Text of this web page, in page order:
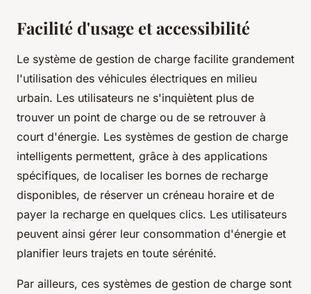
Facilité d'usage et accessibilité
Le système de gestion de charge facilite grandement
l'utilisation des véhicules électriques en milieu
urbain. Les utilisateurs ne s'inquiètent plus de
trouver un point de charge ou de se retrouver à
court d'énergie. Les systèmes de gestion de charge
intelligents permettent, grâce à des applications
spécifiques, de localiser les bornes de recharge
disponibles, de réserver un créneau horaire et de
payer la recharge en quelques clics. Les utilisateurs
peuvent ainsi gérer leur consommation d'énergie et
planifier leurs trajets en toute sérénité.
Par ailleurs, ces systèmes de gestion de charge sont